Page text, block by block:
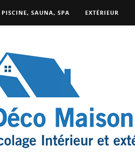
PISCINE, SAUNA, SPA EXTÉRIEUR